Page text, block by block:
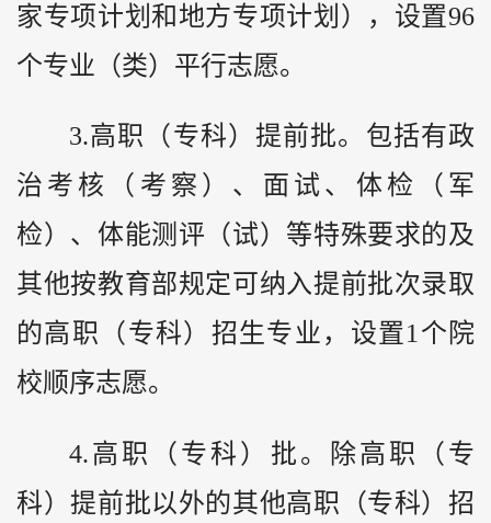
家专项计划和地方专项计划），设置96
个专业（类）平行志愿。
3.高职（专科）提前批。包括有政
治考核（考察）、面试、体检（军
检）、体能测评（试）等特殊要求的及
其他按教育部规定可纳入提前批次录取
的高职（专科）招生专业，设置1个院
校顺序志愿。
4.高职（专科）批。除高职（专
科）提前批以外的其他高职（专科）招